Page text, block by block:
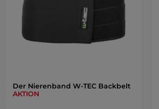
Der Nierenband W-TEC Backbelt
AKTION